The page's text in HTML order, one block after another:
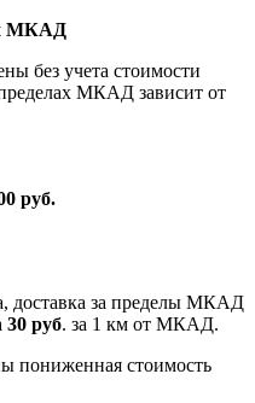
МКАД
без учета стоимости
МКАД зависит от
0 руб.
доставка за пределы МКАД
30 руб. за 1 км от МКАД.
пониженная стоимость